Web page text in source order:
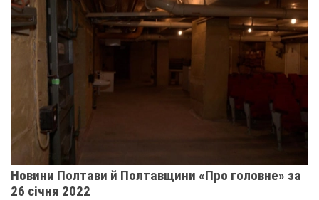
Новини Полтави й Полтавщини «Про головне» за
26 січня 2022